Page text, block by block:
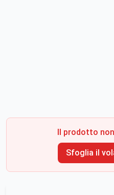
Il prodotto
Sfoglia il